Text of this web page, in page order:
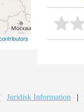
Juridisk Information |